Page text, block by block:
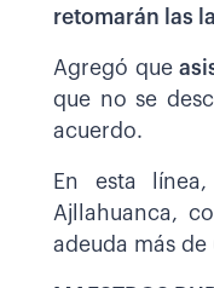
retomarán las
Agregó que
que no se
acuerdo.
En esta
Ajllahuanca,
adeuda más